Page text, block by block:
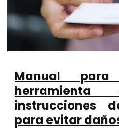
Manual
instrucciones
para evitar